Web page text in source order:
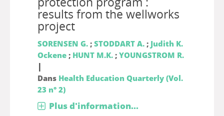
results from the wellworks
project
SORENSEN G.; STODDART A.; Judith K.
Ockene; HUNT M.K.; YOUNGSTROM R.
|
Dans Health Education Quarterly (Vol.
23 n° 2)
Plus d'information...